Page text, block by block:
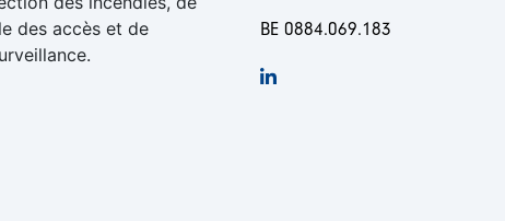
des accès et de
BE 0884.069.183